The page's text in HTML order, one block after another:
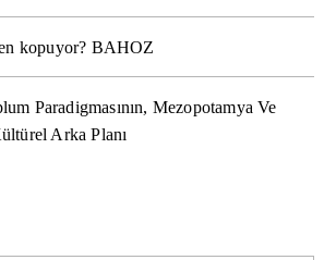
kopuyor? BAHOZ
Paradigmasının, Mezopotamya Ve
Arka Planı